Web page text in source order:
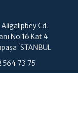
Cd.
No:16 Kat 4
İSTANBUL
564 73 75